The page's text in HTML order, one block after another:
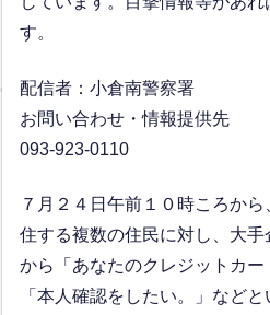
す。
配信者：小倉南警察署
お問い合わせ・情報提供先
093-923-0110
７月２４日午前１０時ころか
住する複数の住民に対し、大
から「あなたのクレジットカー
「本人確認をしたい。」など